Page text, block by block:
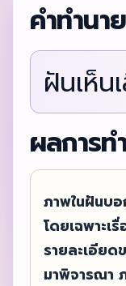
คำทำนา
ฝันเห็น
ผลการท
ภาพในฝันบ
โดยเฉพาะเ
รายละเอียด
มาพิจารณา